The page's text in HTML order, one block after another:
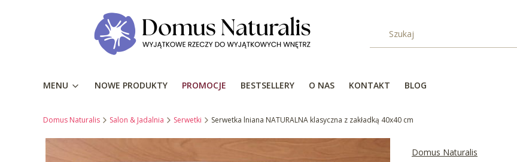
MENU NOWE PRODUKTY PROMOCJE BESTSELLERY O NAS KONTAKT BLOG
Domus Naturalis Salon & Jadalnia Serwetki Serwetka lniana NATURALNA klasyczna z zakładką 40x40 cm
Domus Naturalis